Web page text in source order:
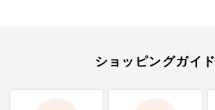
ショッピングガイド